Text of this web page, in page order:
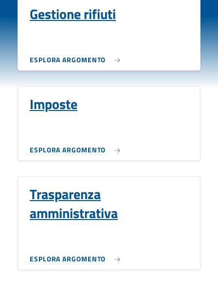
Gestione rifiuti
ESPLORA ARGOMENTO
Imposte
ESPLORA ARGOMENTO
Trasparenza
amministrativa
ESPLORA ARGOMENTO